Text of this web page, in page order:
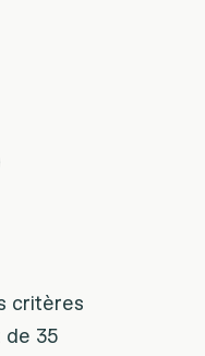
critères
de 35